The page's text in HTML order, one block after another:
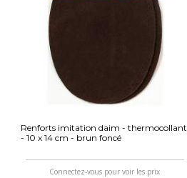
Renforts imitation daim - thermocollant
- 10 x 14 cm - brun foncé
Connectez-vous pour voir les prix